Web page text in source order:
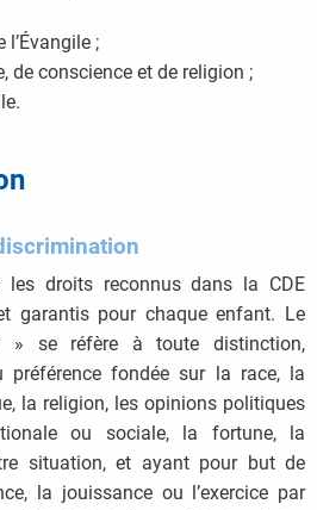
;
de conscience et de religion ;
les droits reconnus dans la CDE
garantis pour chaque enfant. Le
» se réfère à toute distinction,
préférence fondée sur la race, la
la religion, les opinions politiques
ou sociale, la fortune, la
situation, et ayant pour but de
la jouissance ou l’exercice par